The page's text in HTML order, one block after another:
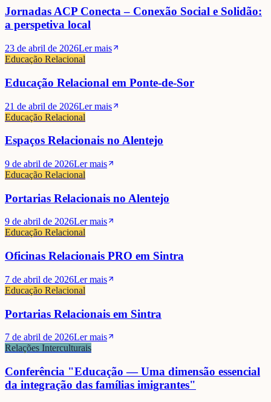
Jornadas ACP Conecta – Conexão Social e Solidão:
a perspetiva local
23 de abril de 2026Ler mais
Educação Relacional
Educação Relacional em Ponte-de-Sor
21 de abril de 2026Ler mais
Educação Relacional
Espaços Relacionais no Alentejo
9 de abril de 2026Ler mais
Educação Relacional
Portarias Relacionais no Alentejo
9 de abril de 2026Ler mais
Educação Relacional
Oficinas Relacionais PRO em Sintra
7 de abril de 2026Ler mais
Educação Relacional
Portarias Relacionais em Sintra
7 de abril de 2026Ler mais
Relações Interculturais
Conferência "Educação — Uma dimensão essencial
da integração das famílias imigrantes"